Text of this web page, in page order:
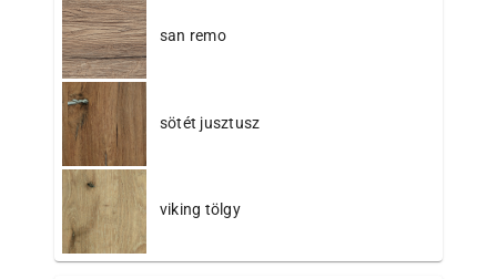
san remo
sötét jusztusz
viking tölgy